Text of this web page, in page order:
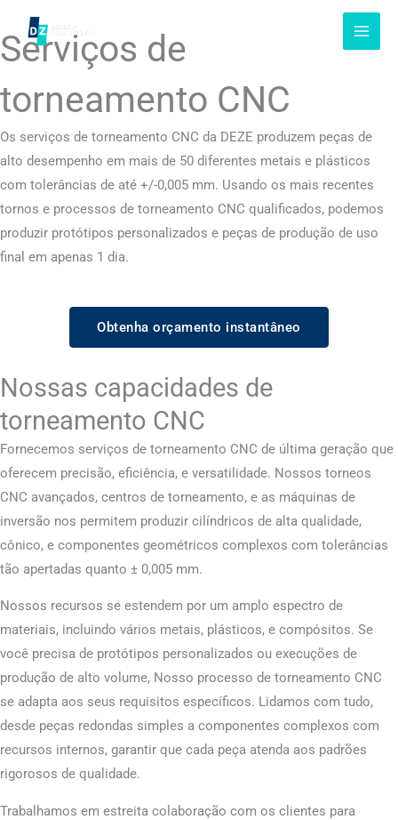
para
o
Serviços de
torneamento CNC
Os serviços de torneamento CNC da DEZE produzem peças de
alto desempenho em mais de 50 diferentes metais e plásticos
com tolerâncias de até +/-0,005 mm. Usando os mais recentes
tornos e processos de torneamento CNC qualificados, podemos
produzir protótipos personalizados e peças de produção de uso
final em apenas 1 dia.
Obtenha orçamento instantâneo
Nossas capacidades de
torneamento CNC
Fornecemos serviços de torneamento CNC de última geração que
oferecem precisão, eficiência, e versatilidade. Nossos torneos
CNC avançados, centros de torneamento, e as máquinas de
inversão nos permitem produzir cilíndricos de alta qualidade,
cônico, e componentes geométricos complexos com tolerâncias
tão apertadas quanto ± 0,005 mm.
Nossos recursos se estendem por um amplo espectro de
materiais, incluindo vários metais, plásticos, e compósitos. Se
você precisa de protótipos personalizados ou execuções de
produção de alto volume, Nosso processo de torneamento CNC
se adapta aos seus requisitos específicos. Lidamos com tudo,
desde peças redondas simples a componentes complexos com
recursos internos, garantir que cada peça atenda aos padrões
rigorosos de qualidade.
Trabalhamos em estreita colaboração com os clientes para